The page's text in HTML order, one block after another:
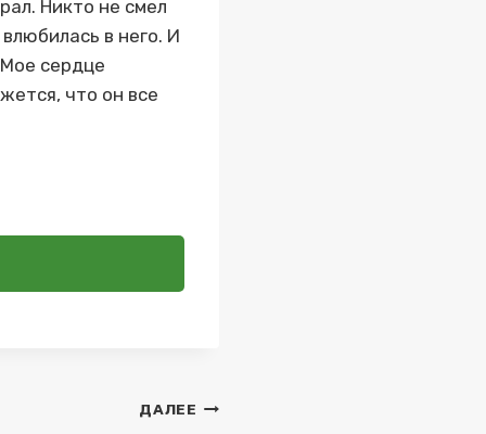
Никто не смел
в него. И
сердце
что он все
ДАЛЕЕ